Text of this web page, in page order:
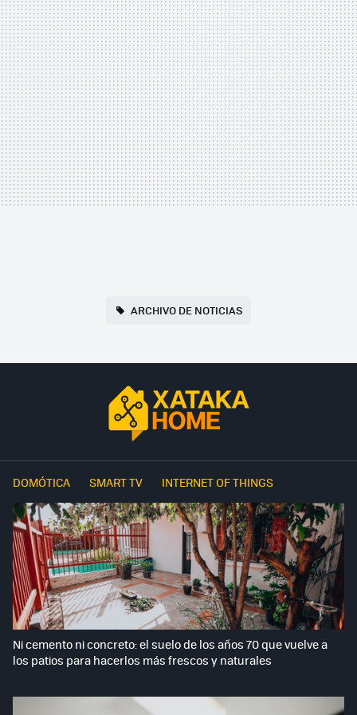
ARCHIVO DE NOTICIAS
DOMÓTICA SMART TV INTERNET OF THINGS
Ni cemento ni concreto: el suelo de los años 70 que vuelve a
los patios para hacerlos más frescos y naturales